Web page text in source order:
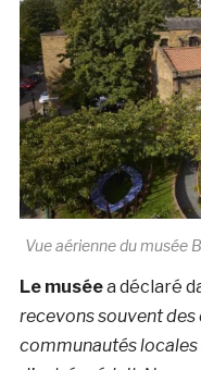
Vue aérienne du musée
Le muséea déclaré
recevons souvent
communautés